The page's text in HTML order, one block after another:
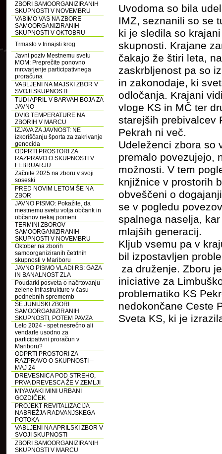
ZBORI SAMOORGANIZIRANIH
SKUPNOSTI V NOVEMBRU
VABIMO VAS NA ZBORE
SAMOORGANIZIRANIH
SKUPNOSTI V OKTOBRU
Trmasto v trinajsti krog
Javni poziv Mestnemu svetu
MOM: Preprečite ponovno
mrcvarjenje participativnega
proračuna
VABLJENI NA MAJSKI ZBOR V
SVOJI SKUPNOSTI
TUDI APRIL V BARVAH BOJA ZA
JAVNO
DVIG TEMPERATURE NA
ZBORIH V MARCU
IZJAVA ZA JAVNOST: NE
izkoriščanju športa za zakrivanje
genocida
ODPRTI PROSTORI ZA
RAZPRAVO O SKUPNOSTI V
FEBRUARJU
Začnite 2025 na zboru v svoji
soseski
PRED NOVIM LETOM ŠE NA
ZBOR
JAVNO PISMO: Pokažite, da
mestnemu svetu volja občank in
občanov nekaj pomeni
TERMINI ZBOROV
SAMOORGANIZIRANIH
SKUPNOSTI V NOVEMBRU
Oktober na zborih
samoorganiziranih četrtnih
skupnosti v Mariboru
JAVNO PISMO VLADI RS: GAZA
IN BANALNOST ZLA
Poudarki posveta o načrtovanju
zelene infrastrukture v času
podnebnih sprememb
ŠE JUNIJSKI ZBORI
SAMOORGANIZIRANIH
SKUPNOSTI, POTEM PAVZA
Leto 2024 - spet nesrečno ali
vendarle usodno za
participativni proračun v
Mariboru?
ODPRTI PROSTORI ZA
RAZPRAVO O SKUPNOSTI –
MAJ 24
DREVESNICA POD STREHO,
PRVA DREVESCA ŽE V ZEMLJI
MIYAWAKI MINI URBANI
GOZDIČEK
PROJEKT REVITALIZACIJA
NABREŽJA RADVANJSKEGA
POTOKA
VABLJENI NA APRILSKI ZBOR V
SVOJI SKUPNOSTI
ZBORI SAMOORGANIZIRANIH
SKUPNOSTI V MARCU
Uvodoma so bila
IMZ, seznanili so se
ki je sledila so
skupnosti. Krajane
čakajo že štiri leta,
zaskrbljenost pa so
in zakonodaje, ki
odločanja. Krajani
vloge KS in MČ ter
starejših prebivalcev
Pekrah ni več.
Udeleženci zbora so
premalo povezujejo,
možnosti. V tem
knjižnice v prostorih
obveščeni o
se v pogledu
spalnega naselja,
mlajših generacij.
Kljub vsemu pa v
bil izpostavljen
za druženje. Zboru
iniciative za
problematiko KS
nedokončane Ceste
Sveta KS, ki je